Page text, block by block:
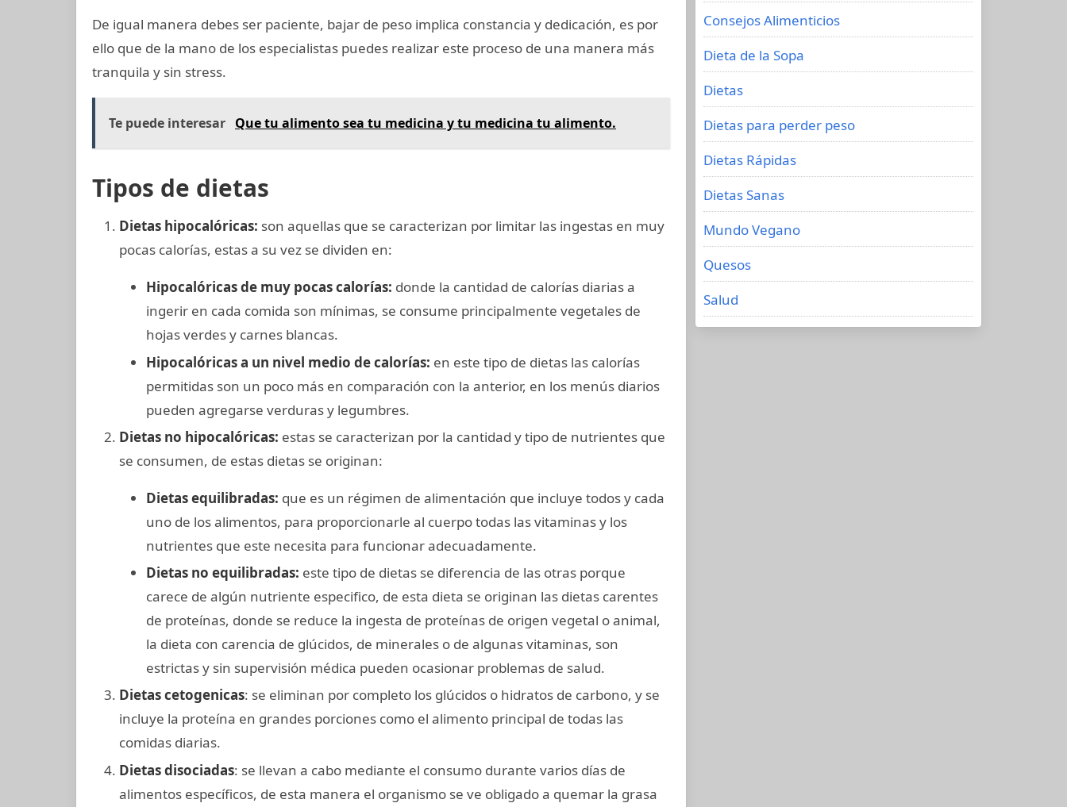
De igual manera debes ser paciente, bajar de peso implica constancia y dedicación, es por
ello que de la mano de los especialistas puedes realizar este proceso de una manera más
tranquila y sin stress.
Te puede interesar Que tu alimento sea tu medicina y tu medicina tu alimento.
Tipos de dietas
Dietas hipocalóricas: son aquellas que se caracterizan por limitar las ingestas en muy
pocas calorías, estas a su vez se dividen en:
Hipocalóricas de muy pocas calorías: donde la cantidad de calorías diarias a
ingerir en cada comida son mínimas, se consume principalmente vegetales de
hojas verdes y carnes blancas.
Hipocalóricas a un nivel medio de calorías: en este tipo de dietas las calorías
permitidas son un poco más en comparación con la anterior, en los menús diarios
pueden agregarse verduras y legumbres.
Dietas no hipocalóricas: estas se caracterizan por la cantidad y tipo de nutrientes que
se consumen, de estas dietas se originan:
Dietas equilibradas: que es un régimen de alimentación que incluye todos y cada
uno de los alimentos, para proporcionarle al cuerpo todas las vitaminas y los
nutrientes que este necesita para funcionar adecuadamente.
Dietas no equilibradas: este tipo de dietas se diferencia de las otras porque
carece de algún nutriente especifico, de esta dieta se originan las dietas carentes
de proteínas, donde se reduce la ingesta de proteínas de origen vegetal o animal,
la dieta con carencia de glúcidos, de minerales o de algunas vitaminas, son
estrictas y sin supervisión médica pueden ocasionar problemas de salud.
Dietas cetogenicas: se eliminan por completo los glúcidos o hidratos de carbono, y se
incluye la proteína en grandes porciones como el alimento principal de todas las
comidas diarias.
Dietas disociadas: se llevan a cabo mediante el consumo durante varios días de
alimentos específicos, de esta manera el organismo se ve obligado a quemar la grasa
Consejos Alimenticios
Dieta de la Sopa
Dietas
Dietas para perder peso
Dietas Rápidas
Dietas Sanas
Mundo Vegano
Quesos
Salud